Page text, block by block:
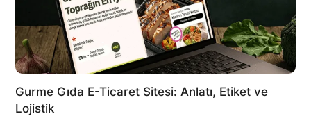
Gurme Gıda E-Ticaret Sitesi: Anlatı, Etiket ve
Lojistik